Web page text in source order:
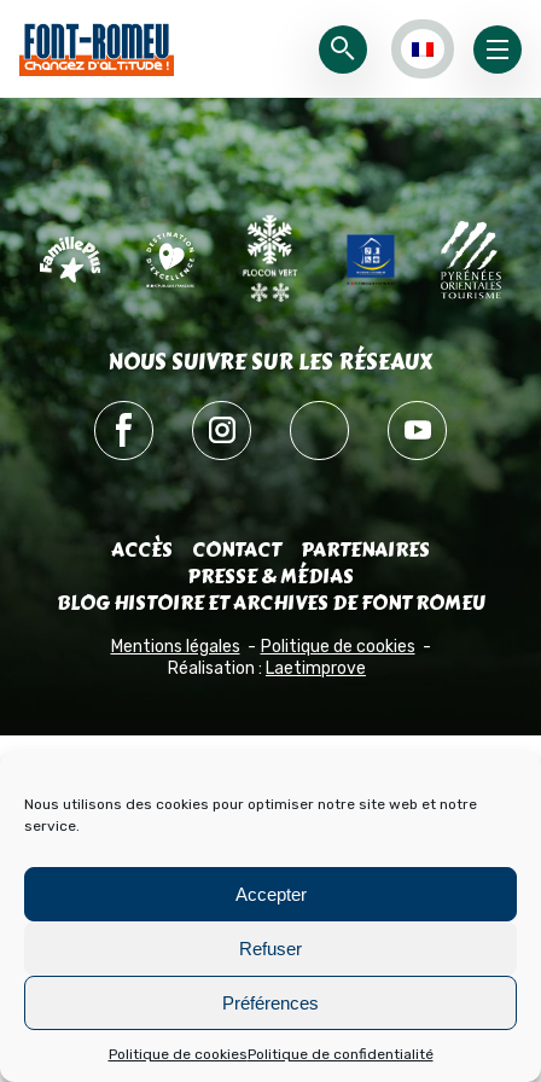
Nous utilisons des cookies pour optimiser notre site web et notre
service.
Accepter
Refuser
Préférences
Politique de cookiesPolitique de confidentialité
NOUS SUIVRE SUR LES RÉSEAUX
ACCÈS CONTACT
PARTENAIRES
PRESSE & MÉDIAS
BLOG HISTOIRE ET ARCHIVES DE FONT ROMEU
Mentions légales
Politique de cookies
Réalisation : Laetimprove